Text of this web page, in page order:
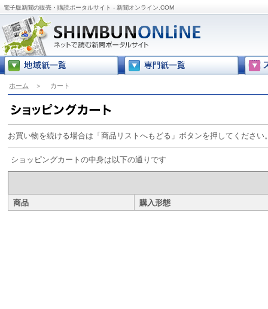
電子版新聞の販売・購読ポータルサイト - 新聞オンライン.COM
ホーム ＞ カート
お買い物を続ける場合は「商品リストへもどる」ボタンを押してください
ショッピングカートの中身は以下の通りです
商品 購入形態